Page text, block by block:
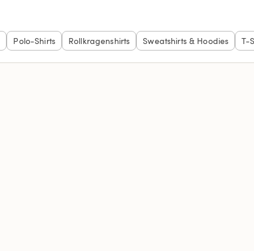
Polo-Shirts Rollkragenshirts Sweatshirts & Hoodies T-